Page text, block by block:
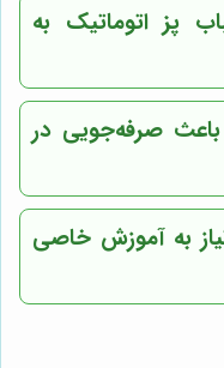
پز اتوماتیک به
باعث صرفه‌جویی در
به آموزش خاصی